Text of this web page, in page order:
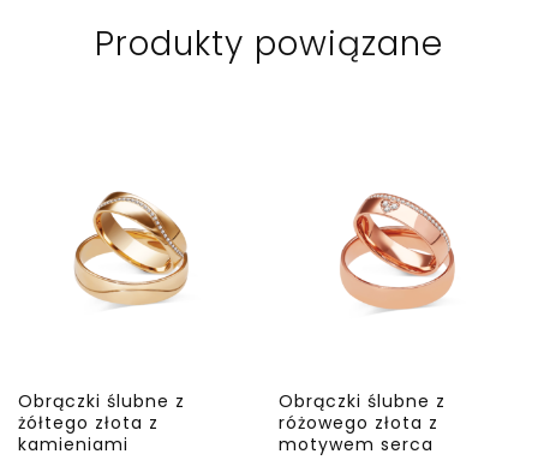
Produkty powiązane
Obrączki ślubne z
żółtego złota z
kamieniami
Obrączki ślubne z
różowego złota z
motywem serca